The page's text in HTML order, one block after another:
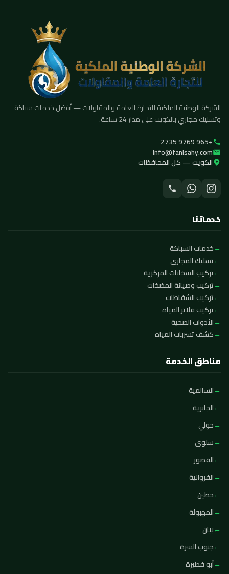
الشركة الوطنية الملكية للتجارة العامة والمقاولات — أفضل خدمات سباكة
وتسليك مجاري بالكويت على مدار 24 ساعة.
+965 9769 2735
info@fanisahy.com
الكويت — كل المحافظات
خدماتنا
خدمات السباكة
تسليك المجاري
تركيب السخانات المركزية
تركيب وصيانة المضخات
تركيب الشفاطات
تركيب فلاتر المياه
الأدوات الصحية
كشف تسربات المياه
مناطق الخدمة
السالمية
الجابرية
حولي
سلوى
القصور
الفروانية
حطين
المهبولة
بيان
جنوب السرة
أبو فطيرة